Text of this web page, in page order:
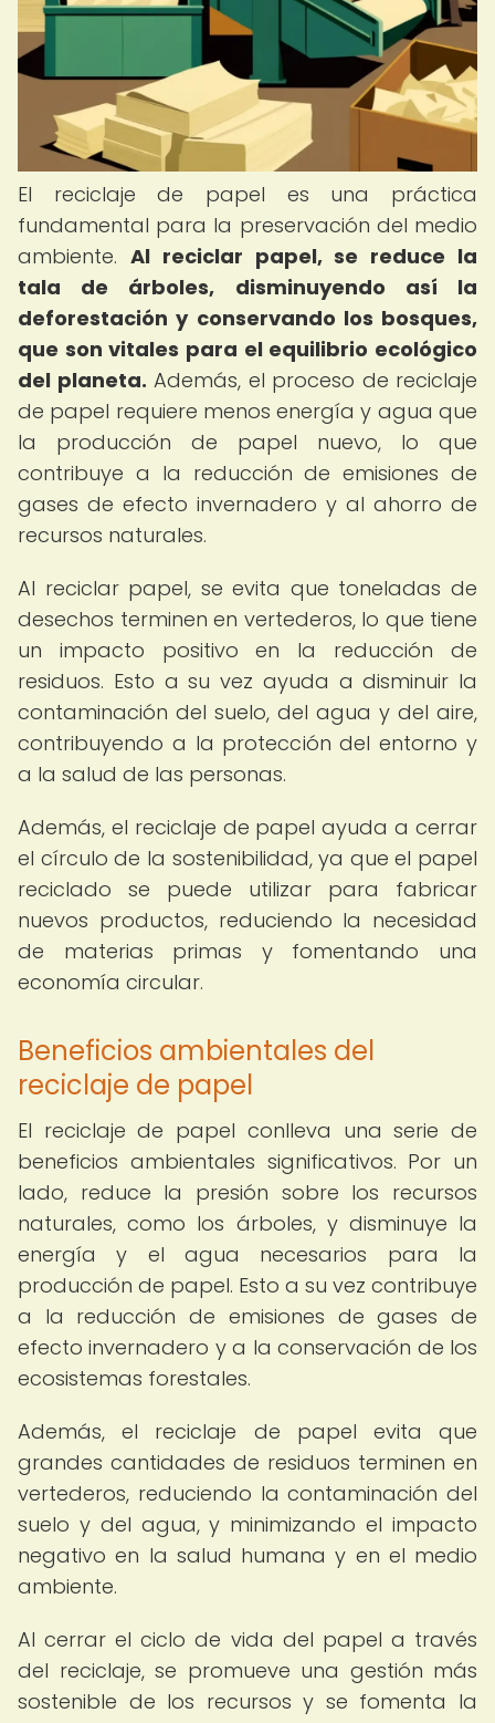
El reciclaje de papel es una práctica
fundamental para la preservación del medio
ambiente. Al reciclar papel, se reduce la
tala de árboles, disminuyendo así la
deforestación y conservando los bosques,
que son vitales para el equilibrio ecológico
del planeta. Además, el proceso de reciclaje
de papel requiere menos energía y agua que
la producción de papel nuevo, lo que
contribuye a la reducción de emisiones de
gases de efecto invernadero y al ahorro de
recursos naturales.
Al reciclar papel, se evita que toneladas de
desechos terminen en vertederos, lo que tiene
un impacto positivo en la reducción de
residuos. Esto a su vez ayuda a disminuir la
contaminación del suelo, del agua y del aire,
contribuyendo a la protección del entorno y
a la salud de las personas.
Además, el reciclaje de papel ayuda a cerrar
el círculo de la sostenibilidad, ya que el papel
reciclado se puede utilizar para fabricar
nuevos productos, reduciendo la necesidad
de materias primas y fomentando una
economía circular.
Beneficios ambientales del
reciclaje de papel
El reciclaje de papel conlleva una serie de
beneficios ambientales significativos. Por un
lado, reduce la presión sobre los recursos
naturales, como los árboles, y disminuye la
energía y el agua necesarios para la
producción de papel. Esto a su vez contribuye
a la reducción de emisiones de gases de
efecto invernadero y a la conservación de los
ecosistemas forestales.
Además, el reciclaje de papel evita que
grandes cantidades de residuos terminen en
vertederos, reduciendo la contaminación del
suelo y del agua, y minimizando el impacto
negativo en la salud humana y en el medio
ambiente.
Al cerrar el ciclo de vida del papel a través
del reciclaje, se promueve una gestión más
sostenible de los recursos y se fomenta la